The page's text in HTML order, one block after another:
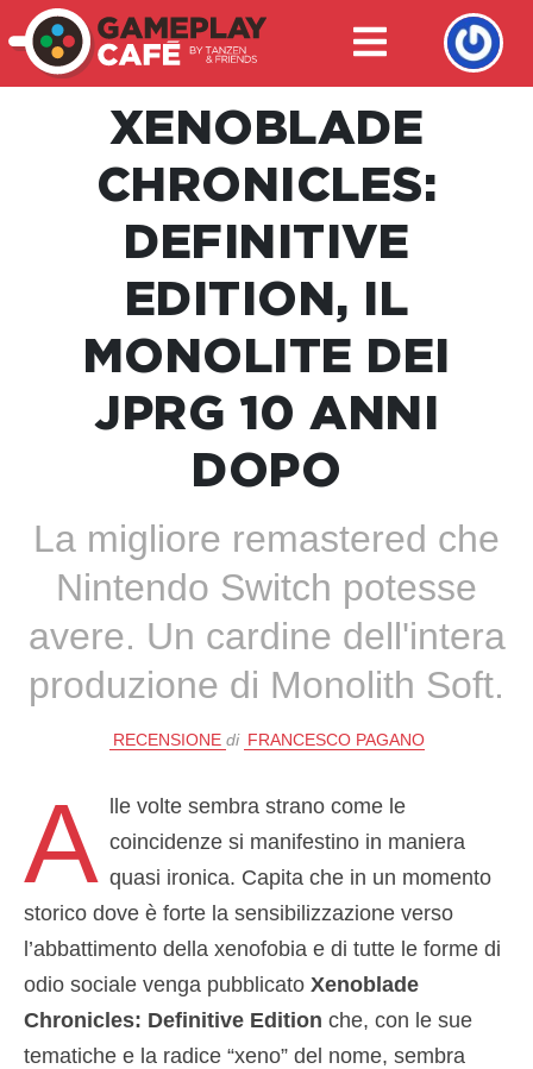
XENOBLADE
CHRONICLES:
DEFINITIVE
EDITION, IL
MONOLITE DEI
JPRG 10 ANNI
DOPO
La migliore remastered che
Nintendo Switch potesse
avere. Un cardine dell'intera
produzione di Monolith Soft.
RECENSIONE di FRANCESCO PAGANO
A
lle volte sembra strano come le
coincidenze si manifestino in maniera
quasi ironica. Capita che in un momento
storico dove è forte la sensibilizzazione verso
l’abbattimento della xenofobia e di tutte le forme di
odio sociale venga pubblicato Xenoblade
Chronicles: Definitive Edition che, con le sue
tematiche e la radice “xeno” del nome, sembra